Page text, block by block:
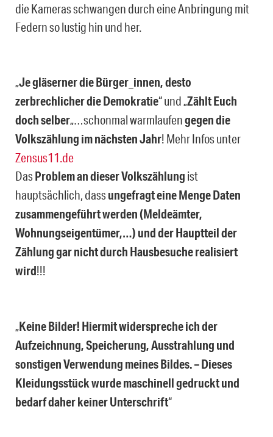
die Kameras schwangen durch eine Anbringung mit
Federn so lustig hin und her.
„Je gläserner die Bürger_innen, desto
zerbrechlicher die Demokratie“ und „Zählt Euch
doch selber„…schonmal warmlaufengegen die
Volkszählung im nächsten Jahr! Mehr Infos unter
Zensus11.de
DasProblem an dieser Volkszählung ist
hauptsächlich, dassungefragt eine Menge Daten
zusammengeführt werden (Meldeämter,
Wohnungseigentümer,…) und der Hauptteil der
Zählung gar nicht durch Hausbesuche realisiert
wird!!!
„Keine Bilder! Hiermit widerspreche ich der
Aufzeichnung, Speicherung, Ausstrahlung und
sonstigen Verwendung meines Bildes. – Dieses
Kleidungsstück wurde maschinell gedruckt und
bedarf daher keiner Unterschrift“